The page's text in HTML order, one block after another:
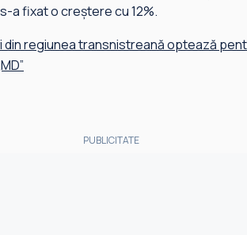
a fixat o creștere cu 12%.
din regiunea transnistreană optează
PUBLICITATE